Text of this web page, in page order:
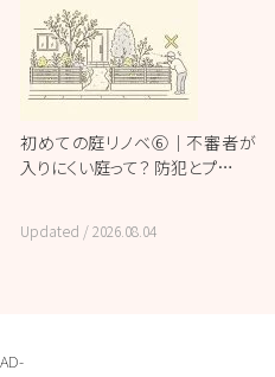
初めての庭リノベ⑥｜不審者が
入りにくい庭って？ 防犯とプ…
Updated /2026.08.04